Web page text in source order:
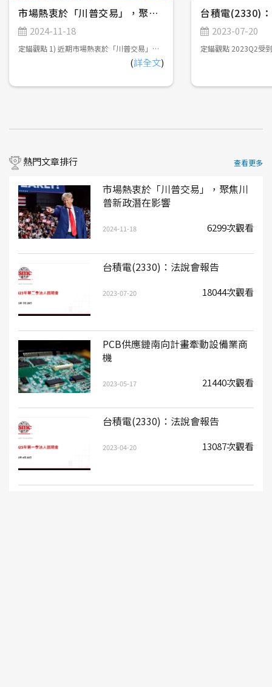
市場熱衷於「川普交易」，聚焦川普新政潛在影響
2024-11-18
定錨觀點 1) 近期市場熱衷於「川普交易」，尤其擔憂提高關稅將引發輸入型通膨，影響FED寬鬆貨幣政策的延續性，但實際上，川普高喊提高關稅的主要目的在於強迫各國政府與美國進行雙邊貿易談判，以及促使全球供應鏈重組，對於通膨的中長期影響可能會遠低於市場預期。 2) 川普將提供便宜能源、優惠稅率......等條件，並建立關稅壁壘，吸引海外企業前往美國投資，增加本土就業機會，創造薪資、通膨穩定上升的環境；而FED將延續寬鬆貨幣政策，維持穩定的利率及就業環境，美股短多、中持平、長多，美債短空、中持平、長偏多，美元短多、中震盪、長偏空。 3) 川普對台灣晶片課稅僅為選舉語言，對台灣半導體產業幾乎無影響，但有可能導致電子資通訊產業加速調整全球供應鏈佈局。此外，台灣航太軍工產業，可期待美國釋出無人機訂單，以及雙方加強技術合作的機會。 市場熱衷於「川普交易」(Trump Trade) 2024年美國總統大選由共和黨候選人川普(Donald Trump)以312張選舉人票勝出，預計2025年1月20日宣誓就職，重返白宮。此外，共和黨在參議院及眾議院皆成功拿下多數席次，接近「完全執政」，故近期市場熱衷於「川普交易」，亦即臆測川普在選前提出的政策主張對於美國經濟的影響，包括以下幾點： 1) 提高關稅：對中國課徵超過60%關稅，並減少向中國進口必需品。對其他國家則課徵10~20%關稅。 美國商品貿易年進口額超過3兆美元，佔美國GDP超過10%，如果對所有國家課徵10~20%關稅，並且針對中國課徵超過60%關稅，恐導致進口商品價格上漲，衝擊消費者購買力。 2) 減稅：企業所得稅率從21%調降至20%，對於在美國製造產品的公司，進一步調降稅率至15%。此外，將取消小費、社會安全福利金、加班工資的所得稅。 減稅政策可減輕企業及個人納稅負擔，提高企業獲利及民眾可支配所得，並在一定程度上抵銷前述進口商品價格上漲對於消費者購買力的衝擊；然而，減稅政策將增加政府財政壓力，有可能必須擴大舉債支應，導致美債殖利率上升、價格下跌。定錨認為，未來川普政府將透過「政府效率部」裁撤不必要的政府組織，削減政府支出，確保美國財政收支平衡。 3) 移民監管政策：加強邊境管制，驅逐非法移民。 限制移民將會減少勞動力供給，有可能導致薪資成長、通膨升溫，影響聯準會(FED)寬鬆貨幣政策的延續性，且近期FOMC會議已開始暗示降息步調有可能會開始放緩(詳見2024年11月9日發佈「FED再度降息1碼，市場關注降息步調能否延續」)，不利於債券市場行情。以產業別來看，雇用大量低階勞工的服務業將首當其衝，而高科技產業所受影響相對輕微。 4) 偏好傳統能源：將減少國內環保法規，鼓勵原油開採，並退出巴黎氣候協定。 鼓勵頁岩油開採將使全球原油供給增加，有助於穩定國際原油價格，而美國身為全球最大原油消費國，在國際原油價格維持穩定的情況下，可緩和提高關稅及移民監管政策帶來的通膨上升壓力。 5) 鼓勵製造業回流，反對多邊協定：主張「美國優先」理念，鼓勵製造業回流，抵制傳統的多邊貿易協定，強調雙邊談判，以確保美國在每項協定中獲得實質利益。 川普有可能會推出相關政策，吸引海外企業前往美國投資，導致全球資金流入美國，帶動美元匯率短期走勢轉強。 綜合以上，近期金融市場「川普交易」的主軸，主要關注提高關稅、加強移民監管政策，並提供優惠稅率吸引海外企業前往美國投資，增加本土就業機會，恐引發通膨復燃，帶動美股、美元匯率短期走勢轉強，美債短期走勢疲弱。 「川普交易」的反思 在川普正式就職後，目前市場熱衷的「川普交易」能否延續，仍須觀察選前支票的實際執行程度。 定錨認為，川普高喊提高關稅的主要目的在於以下兩點： 1) 強迫各國政府與美國進行雙邊貿易談判：以關稅作為籌碼，脅迫對美國享有巨大貿易順差的國家，能夠主動向美國投誠，包括擴大向美國購買商品，或是前往美國投資，緩解美國貿易逆差持續擴大的問題。以台灣為例，川普有可能會要求台灣擴大購買農產品、軍火、能源，或是要求台積電擴大美國建廠規模，藉此平衡貿易逆差。 2) 促使全球供應鏈重組：對中國課徵高額關稅，迫使製造業持續流出中國，遷移至其他低成本國家，例如東南亞地區。 也就是說，川普並不希望真的課到關稅，導致國內面臨輸入型通膨，否則將會影響到FED寬鬆貨幣政策的延續性，也不利於創造弱勢美元環境，強化「美國製造」的出口競爭力。實際上，川普的真正目的是提供便宜能源、優惠稅率......等條件，並建立關稅壁壘，吸引海外企業前往美國投資，增加本土就業機會，創造薪資、通膨穩定上升的環境，故提高關稅對於美國通膨升溫的實質影響，有可能會遠低於市場預期，且不能忽略能源價格穩定對於改善通膨的正面效益，讓聯準會得以延續寬鬆貨幣政策，美股、美債、美元中長期走勢仍會回歸基本面。 1) 美股：短多、中持平、長多。 2024年底以前，市場持續熱衷於「川普交易」，帶動美股持續上漲；在川普上任後，有可能陸續推出關稅、移民監管政策，須持續觀察2025下半年美國是否會面臨通膨升溫、經濟成長放緩的風險；長期則受惠於企業擴大導入AI促進生產效率提升，以及「美國製造」增加本土就業機會。 2) 美債：短空、中持平、長偏多 2024年底以前，市場持續熱衷於「川普交易」，帶動美債殖利率維持高檔、價格承壓；在川普上任後，美債行情可望回歸聯準會貨幣政策，2025年底以前維持緩步降息基調不變，可望帶動短債殖利率下降、價格上漲，但長債殖利率下降空間有限、價格潛在上漲空間不大，以領取配息為主；2026年以後則觀察聯準會能否成功將通膨控制在2%以內，並維持穩定的利率及就業環境，帶動中性利率進一步下降。 3) 美元：短多、中震盪、長偏空 2024年底以前，市場持續熱衷於「川普交易」，帶動美元匯率持續走強；在川普上任後，各項政策陸續推出，對於美元走勢造成多方面的影響，恐導致美元匯率區間震盪；2026年以後則有可能因減稅政策導致財政赤字擴大，以及川普希望創造弱勢美元環境，強化「美國製造」的出口競爭力，促使美元匯率轉弱。參考以往共和黨執政期間，皆採取弱勢美元政策(詳見【圖一】) 【圖一】2000年以來美國共和黨執政期間對應美元指數走勢 對台灣產業潛在影響 儘管川普在選舉期間，高喊要對台灣製造的晶片課徵關稅，但觀察台灣近年對美國出口產品前三大項目，分別是資通訊產品、基本金屬及其製品、電機/機械產品，半導體甚至連前十大都排不進去，主因美國是終端產品消費國，並非是半成品製造加工國，而晶片通常是以半成品型態直接出貨至ODM廠進行打板上料，不會以成品型態銷售至消費者手上。 定錨認為，川普的選舉語言主要是希望改善美國對台灣的貿易逆差，但川普新政仍會對台灣各大產業造成不同程度的影響，相關評估如下： 1) 半導體產業：先進製程需求維持強勁，成熟製程可望受惠於川普擴大半導體禁令。 根據前次台積電法說會，美國廠量產初期毛利率將低於公司平均值，如果川普要求台積電擴大美國建廠規模，確實有可能會稀釋台積電毛利率表現。然而，美國建廠曠日廢時，以台積電於2020年5月首次宣布將在美國建廠，首座工廠將於2025年初正式量產，建廠期間約4.5年，已超越川普本次任期，新政府上台後台積電未必會延續擴大美國建廠規模的策略，故不會有立即性的影響。未來數年內，台積電仍將受惠於AI快速發展，對於先進製程、先進封裝的需求迫切，帶動營收持續成長。 台系成熟製程半導體廠商近期受到中國半導體產業崛起，並積極推動國產化，導致產能利用率普遍低迷；如果川普擴大半導體禁令，並要求美國企業半導體採購策略「去中國化」，則台系成熟製程半導體廠商可望受惠於轉單效應。 台系IC設計公司，可以依照客戶需求，靈活調整在台灣或中國半導體廠商投片策略，相對不受影響。 2) 電子資通訊產業：將加速調整全球供應鏈佈局，規避關稅。 台系ODM廠在全球NB市佔率70%以上，在全球伺服器市佔率90%以上，過去主要在中國生產，但在2018年川普啟動中美貿易戰後，高階產品逐步回流台灣生產，而低階產品則遷移至東南亞、墨西哥、印度......等低成本國家生產。如果川普進一步提高對中國課徵高額關稅，有可能導致台系ODM廠加速調整全球供應鏈佈局。 值得留意的是，為防止業者利用墨西哥洗產地，藉以規避美國關稅，川普提出美墨加貿易協定重新談判，在墨西哥設廠的ODM廠，包括廣達、緯創、和碩、仁寶、英業達、緯穎......等，將面臨潛在不確定性。 3) 面板產業：課稅難度高，影響有限。 面板與晶片相同，屬於上游零組件，通常會直接出貨給ODM廠進行組裝加工，受關稅影響不大。此外，美系設備廠已淡出LCD設備市場，故川普也很難仿效半導體產業，透過設備取得限制，阻礙中國面板產業發展。 4) 汽車產業：有利於Tesla供應鏈。 川普主張取消電動車相關補助，雖不利於電動車銷售，但市場仍期待川普任命馬斯克(Elon Musk)就任效率委員會共同主席後，馬斯克將獲得更大的政策影響力，可望促使各州政府加速Robotaxi無人駕駛服務審核流程，使得Tesla在無人駕駛服務搶得先機。 5) 航太軍工：台系供應鏈期待無人機訂單 預期川普將加強國防支出，以及與盟友的軍事合作關係，台灣航太軍工產業可望受惠於美國釋出無人機相關訂單，以及擴大技術合作的機會，強化在美國「第一島鏈」的戰略地位。此外，由於台灣軍規認證對於「去中國化」審查非常嚴謹，可避免紅色供應鏈的疑慮，故獲得台灣軍規認證的航太軍工產品，對於國際買家相當具有吸引力，藉由與美國的合作，可望打開國際市場。 6) 工具機：技術能力不足，難以受惠於「美國製造」。 台灣工具機產業長期依賴美國及中國市場，如果川普上任後積極推動「美國製造」，並對中國製工具機課徵高額關稅，勢必要向其他國家採購工具機。然而，美國人工成本高昂，製造業勢必要實現高度自動化，才能擁有成本競爭力，但台系工具機業者受限於技術能力不足，高階工具機仍由日本、德國業者寡佔，在日圓匯率弱勢的情況下，台系工具機業者較難爭取訂單。 7) 鋼鐵業：弊大於利，但特定廠商可望受惠。 川普於2018年對進口鋼鐵產品加徵25%關稅，對包括台灣在內的多個鋼鐵出口國造成影響，但也因此嘉惠美國鋼鐵業。台系鋼鐵業者大成鋼，在美國設有生產據點及銷售通路，為美國最大鋁捲板通路商、前四大不鏽鋼通路商，可望受惠。 目前台灣出口至美國的產品型態，主要是加工過後的金屬製品，例如水龍頭、手工具機、螺絲螺帽......等，如果川普對這些產品課徵關稅，相關業者恐受到波及。
(詳全文)
台積電(2330)
2023-07-20
熱門文章排行 查看更多
市場熱衷於「川普交易」，聚焦川
普新政潛在影響
2024-11-18 6299次觀看
台積電(2330)：法說會報告
2023-07-20 18044次觀看
PCB供應鏈南向計畫牽動設備業商
機
2023-05-17 21440次觀看
台積電(2330)：法說會報告
2023-04-20 13087次觀看